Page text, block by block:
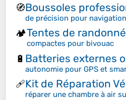
🧭Boussoles
de précision pour
🏕️Tentes de
compactes pour bivouac
🔋 Batteries externes
autonomie pour GPS et
🩹Kit de Réparation
réparer une chambre à air